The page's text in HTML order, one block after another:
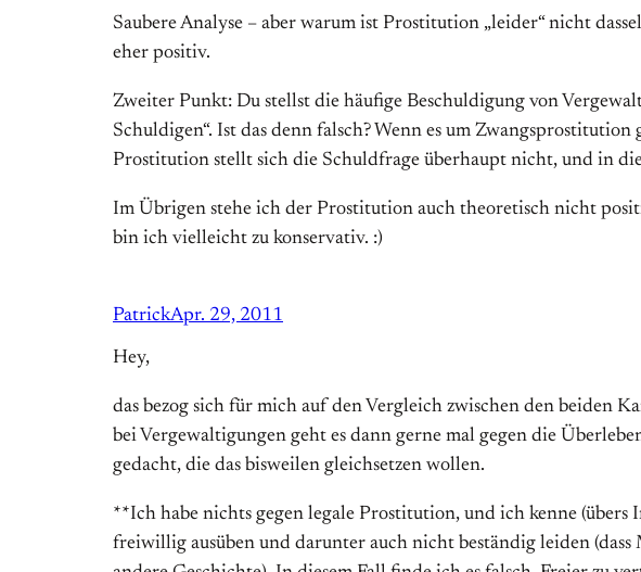
Saubere Analyse – aber warum ist Prostitution „leider“ nicht
eher positiv.
Zweiter Punkt: Du stellst die häufige Beschuldigung von
Schuldigen“. Ist das denn falsch? Wenn es um
Prostitution stellt sich die Schuldfrage überhaupt nicht, und in
Im Übrigen stehe ich der Prostitution auch theoretisch nicht
bin ich vielleicht zu konservativ. :)
PatrickApr. 29, 2011
Hey,
das bezog sich für mich auf den Vergleich zwischen den beiden
bei Vergewaltigungen geht es dann gerne mal gegen die
gedacht, die das bisweilen gleichsetzen wollen.
**Ich habe nichts gegen legale Prostitution, und ich kenne
freiwillig ausüben und darunter auch nicht beständig leiden